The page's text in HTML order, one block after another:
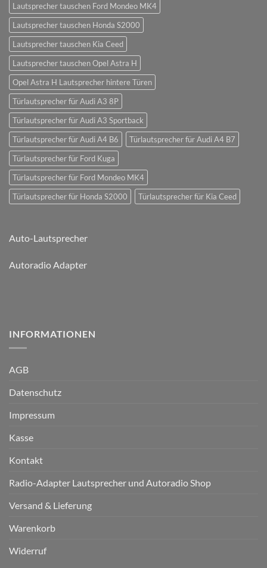
Lautsprecher tauschen Ford Mondeo MK4
Lautsprecher tauschen Honda S2000
Lautsprecher tauschen Kia Ceed
Lautsprecher tauschen Opel Astra H
Opel Astra H Lautsprecher hintere Türen
Türlautsprecher für Audi A3 8P
Türlautsprecher für Audi A3 Sportback
Türlautsprecher für Audi A4 B6
Türlautsprecher für Audi A4 B7
Türlautsprecher für Ford Kuga
Türlautsprecher für Ford Mondeo MK4
Türlautsprecher für Honda S2000
Türlautsprecher für Kia Ceed
Auto-Lautsprecher
Autoradio Adapter
INFORMATIONEN
AGB
Datenschutz
Impressum
Kasse
Kontakt
Radio-Adapter Lautsprecher und Autoradio Shop
Versand & Lieferung
Warenkorb
Widerruf